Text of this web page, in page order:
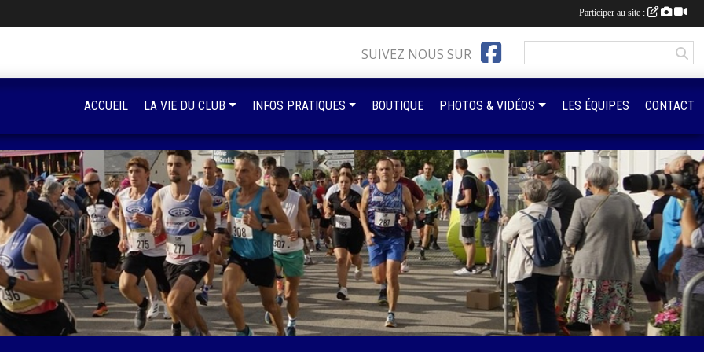
SUIVEZ NOUS SUR
ACCUEIL LA VIE DU CLUB INFOS PRATIQUES BOUTIQUE PHOTOS & VIDÉOS LES ÉQUIPES CONTACT
Participer au site :